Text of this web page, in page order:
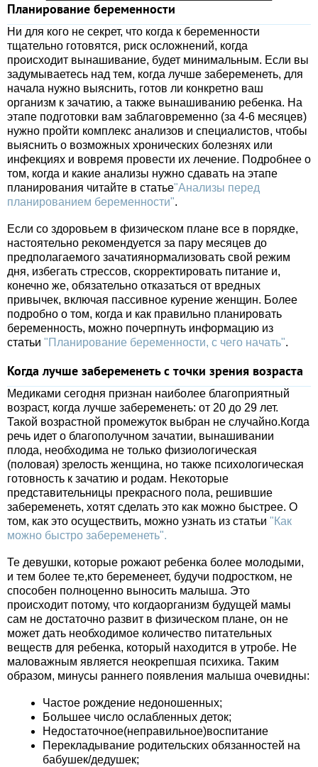
Планирование беременности
Ни для кого не секрет, что когда к беременности
тщательно готовятся, риск осложнений, когда
происходит вынашивание, будет минимальным. Если вы
задумываетесь над тем, когда лучше забеременеть, для
начала нужно выяснить, готов ли конкретно ваш
организм к зачатию, а также вынашиванию ребенка. На
этапе подготовки вам заблаговременно (за 4-6 месяцев)
нужно пройти комплекс анализов и специалистов, чтобы
выяснить о возможных хронических болезнях или
инфекциях и вовремя провести их лечение. Подробнее о
том, когда и какие анализы нужно сдавать на этапе
планирования читайте в статье"Анализы перед
планированием беременности".
Если со здоровьем в физическом плане все в порядке,
настоятельно рекомендуется за пару месяцев до
предполагаемого зачатиянормализовать свой режим
дня, избегать стрессов, скорректировать питание и,
конечно же, обязательно отказаться от вредных
привычек, включая пассивное курение женщин. Более
подробно о том, когда и как правильно планировать
беременность, можно почерпнуть информацию из
статьи "Планирование беременности, с чего начать".
Когда лучше забеременеть с точки зрения возраста
Медиками сегодня признан наиболее благоприятный
возраст, когда лучше забеременеть: от 20 до 29 лет.
Такой возрастной промежуток выбран не случайно.Когда
речь идет о благополучном зачатии, вынашивании
плода, необходима не только физиологическая
(половая) зрелость женщина, но также психологическая
готовность к зачатию и родам. Некоторые
представительницы прекрасного пола, решившие
забеременеть, хотят сделать это как можно быстрее. О
том, как это осуществить, можно узнать из статьи "Как
можно быстро забеременеть".
Те девушки, которые рожают ребенка более молодыми,
и тем более те,кто беременеет, будучи подростком, не
способен полноценно выносить малыша. Это
происходит потому, что когдаорганизм будущей мамы
сам не достаточно развит в физическом плане, он не
может дать необходимое количество питательных
веществ для ребенка, который находится в утробе. Не
маловажным является неокрепшая психика. Таким
образом, минусы раннего появления малыша очевидны:
Частое рождение недоношенных;
Большее число ослабленных деток;
Недостаточное(неправильное)воспитание
Перекладывание родительских обязанностей на
бабушек/дедушек;